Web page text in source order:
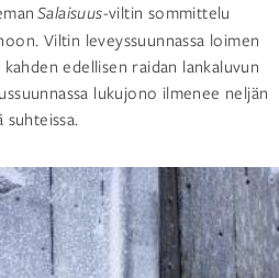
Salaisuus-viltin sommittelu
Viltin leveyssuunnassa loimen
edellisen raidan lankaluvun
lukujono ilmenee neljän
suhteissa.